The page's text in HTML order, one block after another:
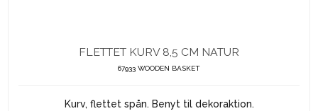
FLETTET KURV 8,5 CM NATUR
67933 WOODEN BASKET
Kurv, flettet spån. Benyt til dekoraktion.